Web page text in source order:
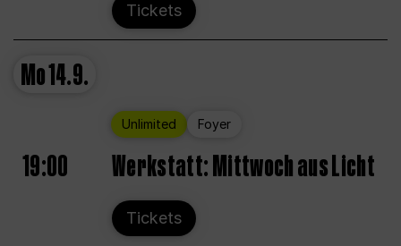
Tickets
Mo14.9.
Unlimited Foyer
19:00 Werkstatt: Mittwoch aus Licht
Tickets